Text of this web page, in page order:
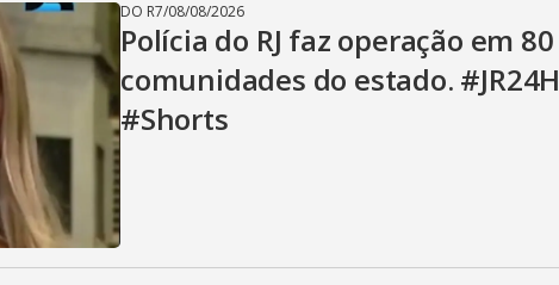
DO R7/08/08/2026
Polícia do RJ faz operação em 80
comunidades do estado. #JR24H
#Shorts